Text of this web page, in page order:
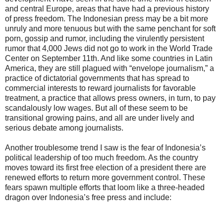
and central Europe, areas that have had a previous history
of press freedom. The Indonesian press may be a bit more
unruly and more tenuous but with the same penchant for soft
porn, gossip and rumor, including the virulently persistent
rumor that 4,000 Jews did not go to work in the World Trade
Center on September 11th. And like some countries in Latin
America, they are still plagued with “envelope journalism,” a
practice of dictatorial governments that has spread to
commercial interests to reward journalists for favorable
treatment, a practice that allows press owners, in turn, to pay
scandalously low wages. But all of these seem to be
transitional growing pains, and all are under lively and
serious debate among journalists.
Another troublesome trend I saw is the fear of Indonesia’s
political leadership of too much freedom. As the country
moves toward its first free election of a president there are
renewed efforts to return more government control. These
fears spawn multiple efforts that loom like a three-headed
dragon over Indonesia’s free press and include: